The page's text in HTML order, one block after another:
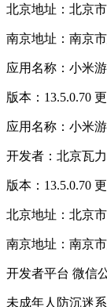
北京地址：北京
南京地址：南京
应用名称：小米
版本：13.5.0.70
应用名称：小米
开发者：北京瓦
版本：13.5.0.70
北京地址：北京
南京地址：南京
开发者平台 微信
未成年人防沉迷